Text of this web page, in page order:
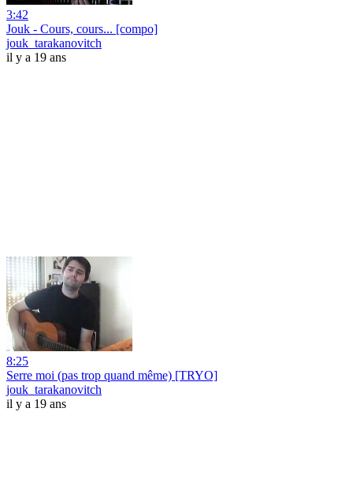
3:42
Jouk - Cours, cours... [compo]
jouk_tarakanovitch
il y a 19 ans
8:25
Serre moi (pas trop quand même) [TRYO]
jouk_tarakanovitch
il y a 19 ans